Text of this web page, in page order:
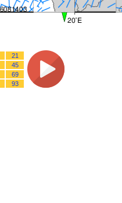
21
45
69
93